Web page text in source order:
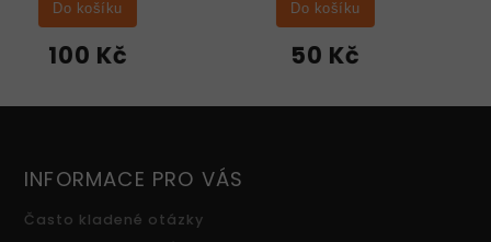
50 Kč
Do košíku
50 Kč
Do košíku
INFORMACE PRO VÁS
Často kladené otázky